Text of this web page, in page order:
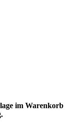
im Warenkorb